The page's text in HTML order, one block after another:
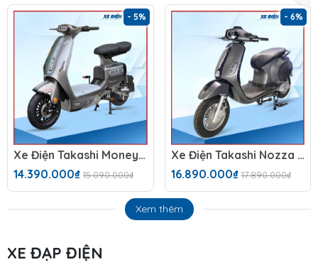
- 5%
Xe Điện Takashi Money (60V-23Ah) 5 Bình
14.390.000₫ 15.090.000₫
- 6%
Xe Điện Takashi Nozza S 2025 Đèn Vuông
16.890.000₫ 17.890.000₫
Xem thêm
XE ĐẠP ĐIỆN